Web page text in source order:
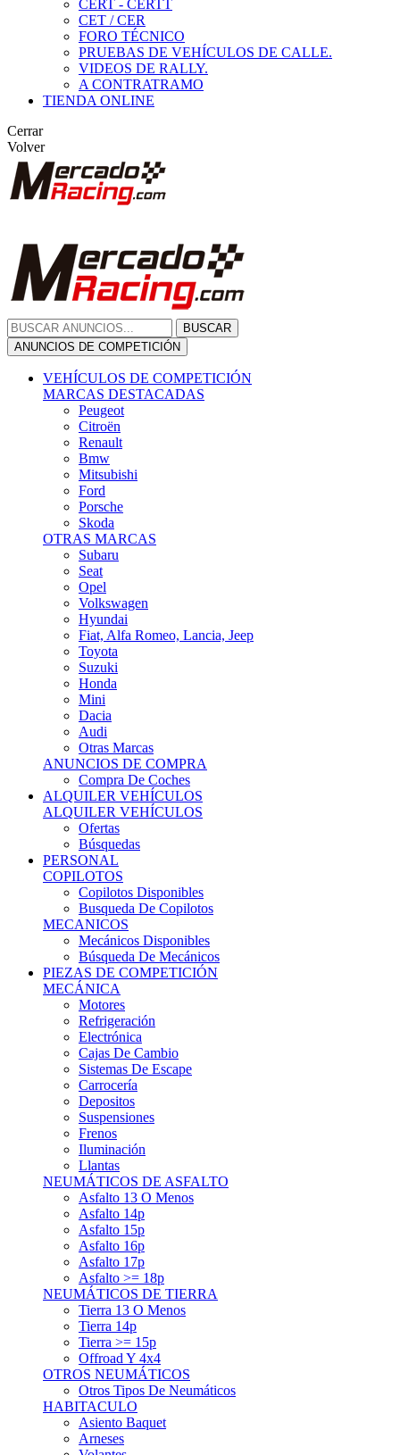
CERT - CERTT
CET / CER
FORO TÉCNICO
PRUEBAS DE VEHÍCULOS DE CALLE.
VIDEOS DE RALLY.
A CONTRATRAMO
TIENDA ONLINE
Cerrar
Volver
BUSCAR
ANUNCIOS DE COMPETICIÓN
VEHÍCULOS DE COMPETICIÓN
MARCAS DESTACADAS
Peugeot
Citroën
Renault
Bmw
Mitsubishi
Ford
Porsche
Skoda
OTRAS MARCAS
Subaru
Seat
Opel
Volkswagen
Hyundai
Fiat, Alfa Romeo, Lancia, Jeep
Toyota
Suzuki
Honda
Mini
Dacia
Audi
Otras Marcas
ANUNCIOS DE COMPRA
Compra De Coches
ALQUILER VEHÍCULOS
ALQUILER VEHÍCULOS
Ofertas
Búsquedas
PERSONAL
COPILOTOS
Copilotos Disponibles
Busqueda De Copilotos
MECANICOS
Mecánicos Disponibles
Búsqueda De Mecánicos
PIEZAS DE COMPETICIÓN
MECÁNICA
Motores
Refrigeración
Electrónica
Cajas De Cambio
Sistemas De Escape
Carrocería
Depositos
Suspensiones
Frenos
Iluminación
Llantas
NEUMÁTICOS DE ASFALTO
Asfalto 13 O Menos
Asfalto 14p
Asfalto 15p
Asfalto 16p
Asfalto 17p
Asfalto >= 18p
NEUMÁTICOS DE TIERRA
Tierra 13 O Menos
Tierra 14p
Tierra >= 15p
Offroad Y 4x4
OTROS NEUMÁTICOS
Otros Tipos De Neumáticos
HABITACULO
Asiento Baquet
Arneses
Volantes
Pedales